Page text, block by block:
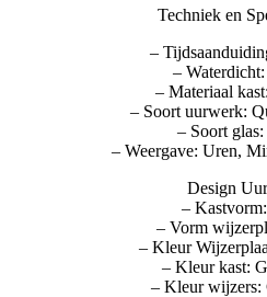
Techniek en
–
–
– Materiaal
– Soort uurwerk:
– Soort
– Weergave: Uren,
Design
–
– Vorm
– Kleur
– Kleur kast:
– Kleur wijzers: